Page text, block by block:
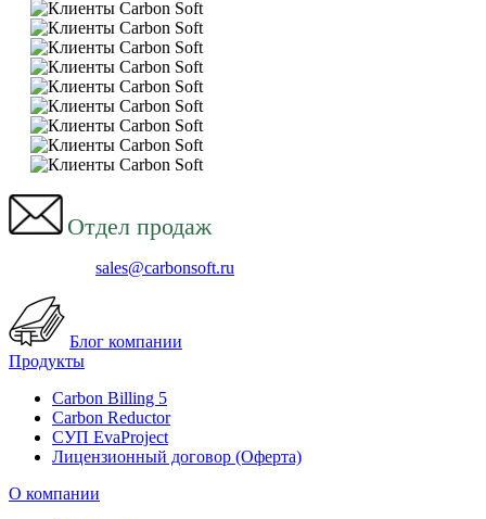
Отдел продаж
sales@carbonsoft.ru
Блог компании
Продукты
Carbon Billing 5
Carbon Reductor
СУП EvaProject
Лицензионный договор (Оферта)
О компании